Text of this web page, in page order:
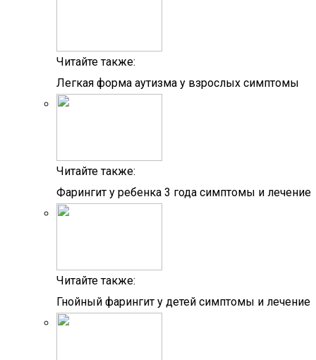
Читайте также:
Легкая форма аутизма у взрослых симптомы
Читайте также:
Фарингит у ребенка 3 года симптомы и лечение
Читайте также:
Гнойный фарингит у детей симптомы и лечение